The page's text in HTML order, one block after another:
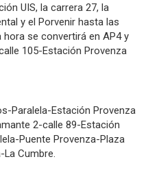
UIS, la carrera 27, la
y el Porvenir hasta las
hora se convertirá en AP4 y
105-Estación Provenza
Paralela-Estación Provenza
2-calle 89-Estación
Puente Provenza-Plaza
Cumbre.